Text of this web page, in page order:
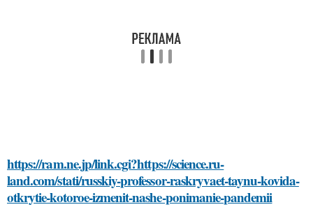
https://ram.ne.jp/link.cgi?https://science.ru-
land.com/stati/russkiy-professor-raskryvaet-taynu-kovida-
otkrytie-kotoroe-izmenit-nashe-ponimanie-pandemii